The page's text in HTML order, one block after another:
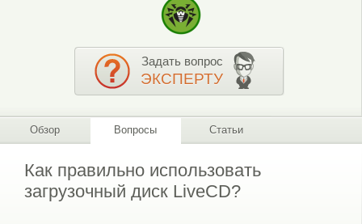
Задать вопрос
ЭКСПЕРТУ
Обзор Вопросы Статьи
Как правильно использовать
загрузочный диск LiveCD?